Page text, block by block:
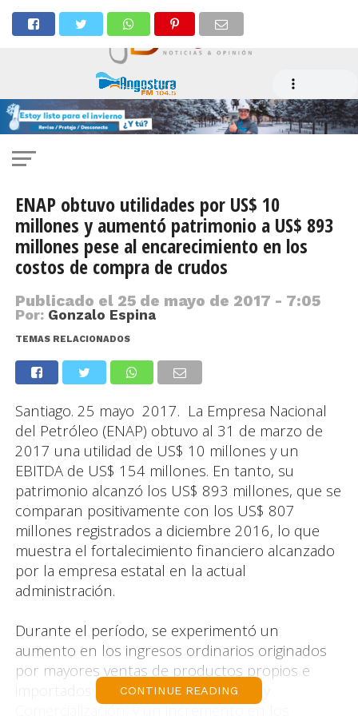
ENAP obtuvo utilidades por US$ 10
millones y aumentó patrimonio a US$ 893
millones pese al encarecimiento en los
costos de compra de crudos
Publicado el 25 de mayo de 2017 - 7:05
Por: Gonzalo Espina
TEMAS RELACIONADOS
Santiago. 25 mayo 2017. La Empresa Nacional
del Petróleo (ENAP) obtuvo al 31 de marzo de
2017 una utilidad de US$ 10 millones y un
EBITDA de US$ 154 millones. En tanto, su
patrimonio alcanzó los US$ 893 millones, que se
comparan positivamente con los US$ 807
millones registrados a diciembre 2016, lo que
muestra el fortalecimiento financiero alcanzado
por la empresa estatal en la actual
administración.
Durante el período, se experimentó un
aumento en los ingresos ordinarios originados
por mayores ventas de productos propios e
importados en la línea de Refinación y
Comercialización, y un incremento en los
CONTINUE READING